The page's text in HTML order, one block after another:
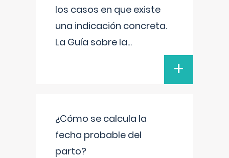
los casos en que existe
una indicación concreta.
La Guía sobre la...
+
¿Cómo se calcula la
fecha probable del
parto?